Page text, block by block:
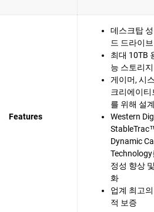
Features
데스크탑
드 드라이브
최대 10TB
능 스토리지
게이머, 시
크리에이
를 위해 설계
Western
Dynamic
정성 향상
화
업계 최고
적 보증